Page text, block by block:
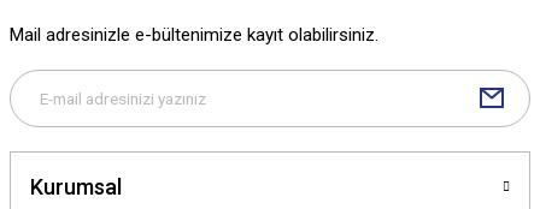
Bu ürüne benzer farklı alternatifler olmalı.
Mail adresinizle e-bültenimize kayıt olabilirsiniz.
Kurumsal